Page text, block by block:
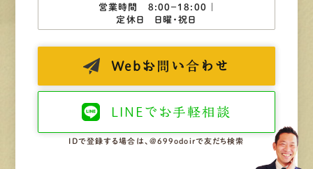
営業時間 8:00−18:00 ｜
定休日 日曜・祝日
Web お問い合わせ
LINEで お手軽相談
IDで登録する場合は、@699odoirで友だち検索